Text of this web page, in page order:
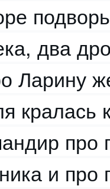
два
Ларину
кралась
про
и